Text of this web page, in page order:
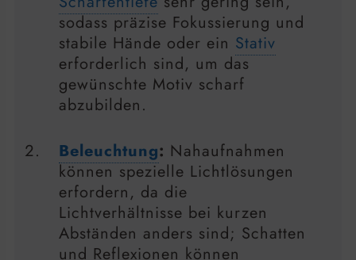
sodass präzise Fokussierung und
stabile Hände oder ein Stativ
erforderlich sind, um das
gewünschte Motiv scharf
abzubilden.
Beleuchtung: Nahaufnahmen
können spezielle Lichtlösungen
erfordern, da die
Lichtverhältnisse bei kurzen
Abständen anders sind; Schatten
und Reflexionen können